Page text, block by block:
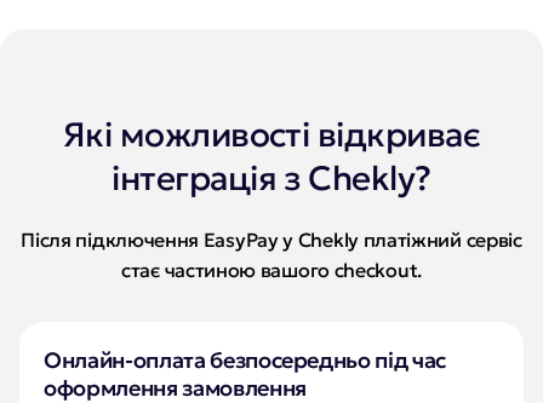
Які можливості відкриває
інтеграція з Chekly?
Після підключення EasyPay у Chekly платіжний сервіс
стає частиною вашого checkout.
Онлайн-оплата безпосередньо під час
оформлення замовлення